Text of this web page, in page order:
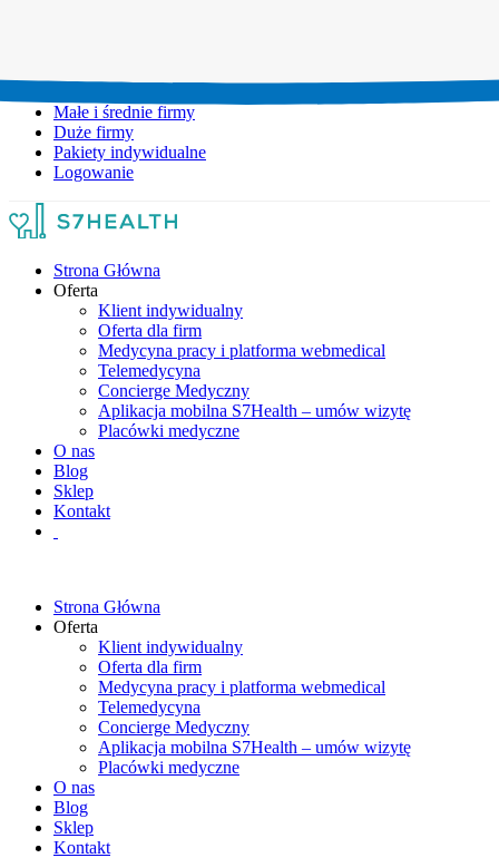
Małe i średnie firmy
Duże firmy
Pakiety indywidualne
Logowanie
Strona Główna
Oferta
Klient indywidualny
Oferta dla firm
Medycyna pracy i platforma webmedical
Telemedycyna
Concierge Medyczny
Aplikacja mobilna S7Health – umów wizytę
Placówki medyczne
O nas
Blog
Sklep
Kontakt
Strona Główna
Oferta
Klient indywidualny
Oferta dla firm
Medycyna pracy i platforma webmedical
Telemedycyna
Concierge Medyczny
Aplikacja mobilna S7Health – umów wizytę
Placówki medyczne
O nas
Blog
Sklep
Kontakt